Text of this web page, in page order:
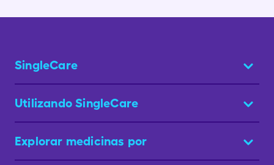
SingleCare
Utilizando SingleCare
Explorar medicinas por